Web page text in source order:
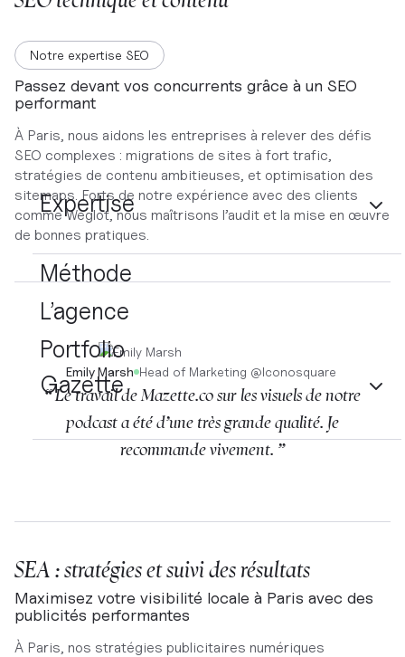
Expertise
Méthode
L’agence
Portfolio
Gazette
Notre expertise SEO
Passez devant vos concurrents grâce à un SEO
performant
À Paris, nous aidons les entreprises à relever des défis
SEO complexes : migrations de sites à fort trafic,
stratégies de contenu ambitieuses, et optimisation des
sitemaps. Forts de notre expérience avec des clients
comme Weglot, nous maîtrisons l’audit et la mise en œuvre
de bonnes pratiques.
Emily Marsh Head of Marketing @Iconosquare
“ Le travail de Mazette.co sur les visuels de notre
podcast a été d’une très grande qualité. Je
recommande vivement. ”
SEA : stratégies et suivi des résultats
Maximisez votre visibilité locale à Paris avec des
publicités performantes
À Paris, nos stratégies publicitaires numériques